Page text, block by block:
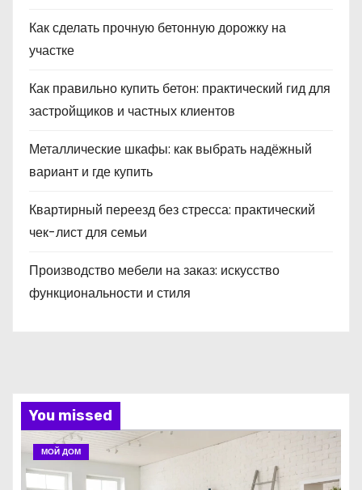
Как сделать прочную бетонную дорожку на
участке
Как правильно купить бетон: практический гид для
застройщиков и частных клиентов
Металлические шкафы: как выбрать надёжный
вариант и где купить
Квартирный переезд без стресса: практический
чек-лист для семьи
Производство мебели на заказ: искусство
функциональности и стиля
You missed
МОЙ ДОМ